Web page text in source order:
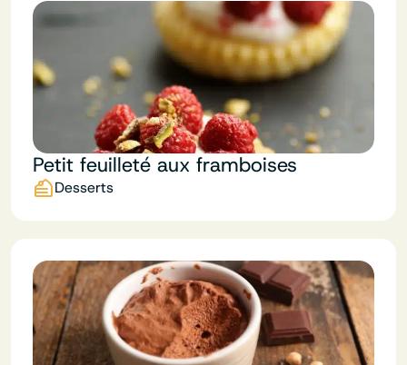
Petit feuilleté aux framboises
Desserts